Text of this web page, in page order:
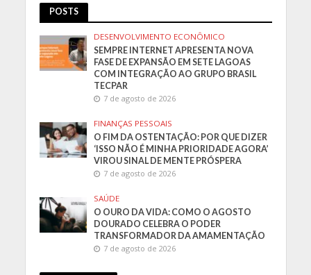
POSTS
DESENVOLVIMENTO ECONÔMICO
SEMPRE INTERNET APRESENTA NOVA
FASE DE EXPANSÃO EM SETE LAGOAS
COM INTEGRAÇÃO AO GRUPO BRASIL
TECPAR
7 de agosto de 2026
FINANÇAS PESSOAIS
O FIM DA OSTENTAÇÃO: POR QUE DIZER
‘ISSO NÃO É MINHA PRIORIDADE AGORA’
VIROU SINAL DE MENTE PRÓSPERA
7 de agosto de 2026
SAÚDE
O OURO DA VIDA: COMO O AGOSTO
DOURADO CELEBRA O PODER
TRANSFORMADOR DA AMAMENTAÇÃO
7 de agosto de 2026